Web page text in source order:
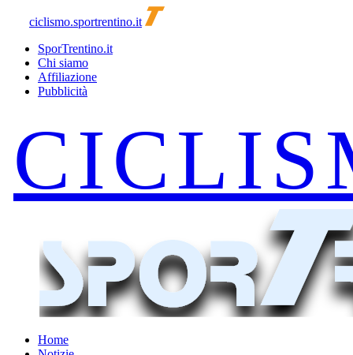
ciclismo.sportrentino.it
SporTrentino.it
Chi siamo
Affiliazione
Pubblicità
Home